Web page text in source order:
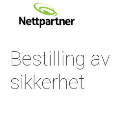
Bestilling
sikkerhet